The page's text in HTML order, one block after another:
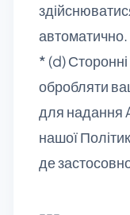
автоматично.
* (d)
обробляти
для надання
нашої
де